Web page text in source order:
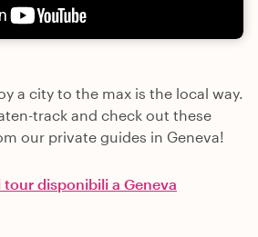
a city to the max is the local way.
track and check out these
our private guides in Geneva!
disponibili a Geneva